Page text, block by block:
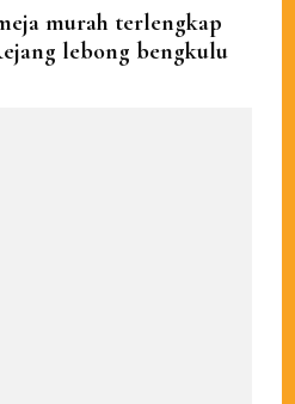
murah terlengkap
lebong bengkulu